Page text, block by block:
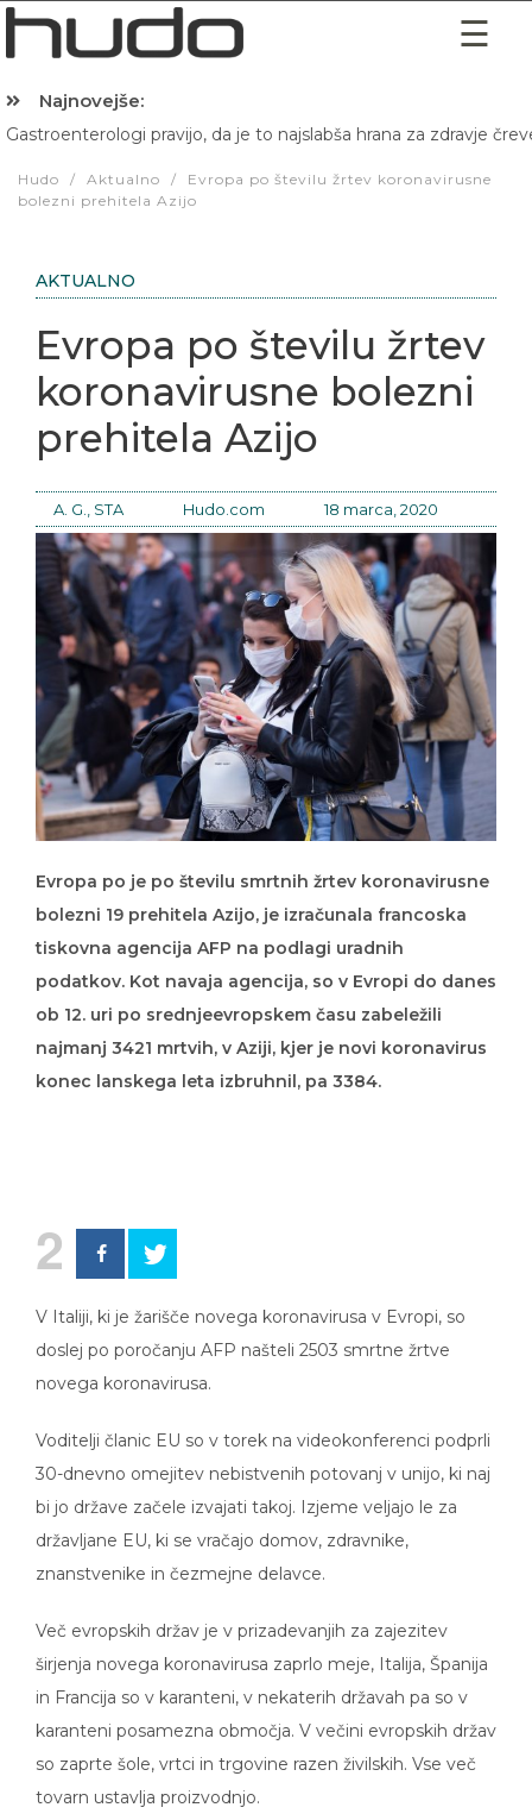
Najnovejše:
Gastroenterologi pravijo, da je to najslabša hrana za zdravje
Hudo / Aktualno /
Evropa po številu žrtev koronavirusne
bolezni prehitela Azijo
AKTUALNO
Evropa po številu žrtev
koronavirusne bolezni
prehitela Azijo
A. G., STA Hudo.com 18 marca, 2020
Evropa po je po številu smrtnih žrtev koronavirusne
bolezni 19 prehitela Azijo, je izračunala francoska
tiskovna agencija AFP na podlagi uradnih
podatkov. Kot navaja agencija, so v Evropi do danes
ob 12. uri po srednjeevropskem času zabeležili
najmanj 3421 mrtvih, v Aziji, kjer je novi koronavirus
konec lanskega leta izbruhnil, pa 3384.
2
V Italiji, ki je žarišče novega koronavirusa v Evropi, so
doslej po poročanju AFP našteli 2503 smrtne žrtve
novega koronavirusa.
Voditelji članic EU so v torek na videokonferenci podprli
30-dnevno omejitev nebistvenih potovanj v unijo, ki naj
bi jo države začele izvajati takoj. Izjeme veljajo le za
državljane EU, ki se vračajo domov, zdravnike,
znanstvenike in čezmejne delavce.
Več evropskih držav je v prizadevanjih za zajezitev
širjenja novega koronavirusa zaprlo meje, Italija, Španija
in Francija so v karanteni, v nekaterih državah pa so v
karanteni posamezna območja. V večini evropskih držav
so zaprte šole, vrtci in trgovine razen živilskih. Vse več
tovarn ustavlja proizvodnjo.